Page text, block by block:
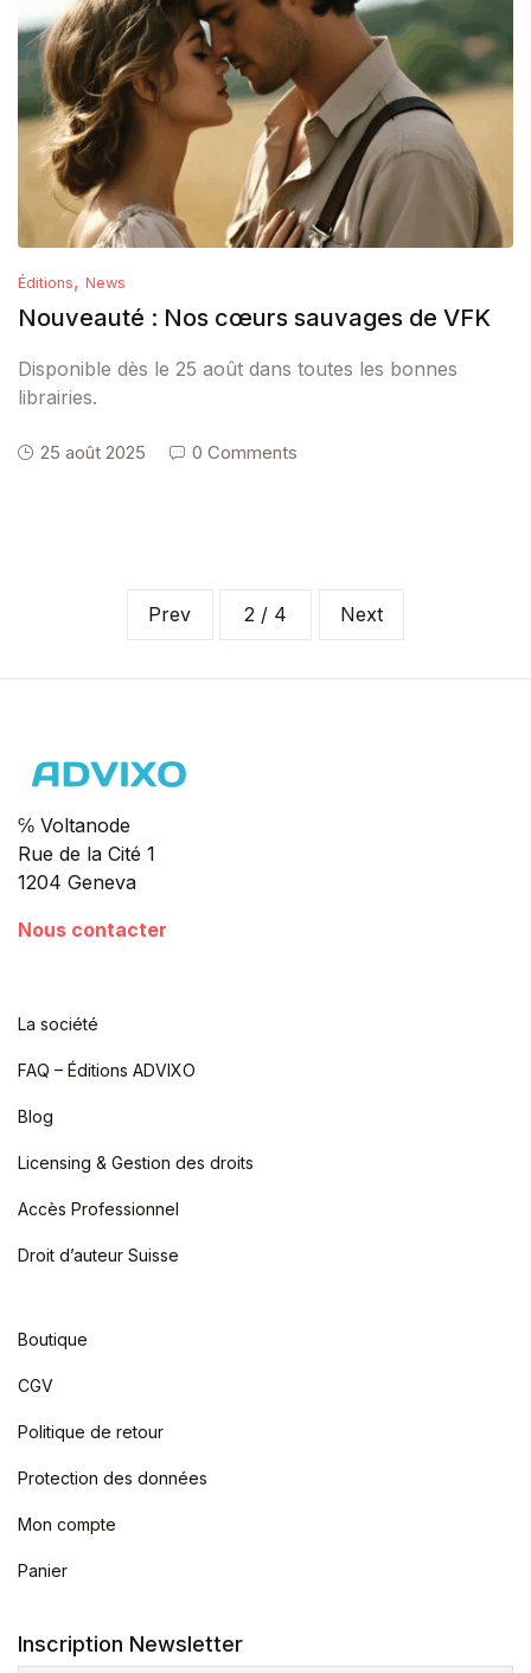
Éditions, News
Nouveauté : Nos cœurs sauvages de VFK
Disponible dès le 25 août dans toutes les bonnes
librairies.
25 août 2025 0 Comments
Prev 2 / 4 Next
℅ Voltanode
Rue de la Cité 1
1204 Geneva
Nous contacter
La société
FAQ – Éditions ADVIXO
Blog
Licensing & Gestion des droits
Accès Professionnel
Droit d’auteur Suisse
Boutique
CGV
Politique de retour
Protection des données
Mon compte
Panier
Inscription Newsletter